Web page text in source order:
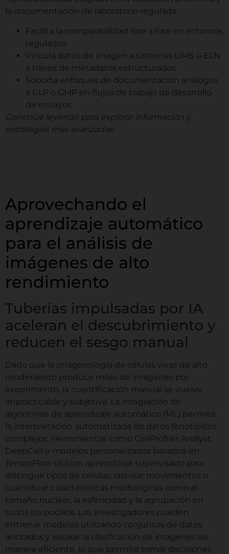
la documentación de laboratorio regulada.
Facilita la comparabilidad lote a lote en entornos
regulados
Vincula datos de imagen a sistemas LIMS o ELN
a través de metadatos estructurados
Soporta enfoques de documentación análogos
a GLP o GMP en flujos de trabajo de desarrollo
de ensayos
Continúe leyendo para explorar información y
estrategias más avanzadas.
Aprovechando el
aprendizaje automático
para el análisis de
imágenes de alto
rendimiento
Tuberías impulsadas por IA
aceleran el descubrimiento y
reducen el sesgo manual
Dado que la imagenología de células vivas de alto
rendimiento produce miles de imágenes por
experimento, la cuantificación manual se vuelve
impracticable y subjetiva. La integración de
algoritmos de aprendizaje automático (ML) permite
la interpretación automatizada de datos fenotípicos
complejos. Herramientas como CellProfiler Analyst,
DeepCell o modelos personalizados basados en
TensorFlow utilizan aprendizaje supervisado para
distinguir tipos de células, rastrear movimientos o
cuantificar características morfológicas como el
tamaño nuclear, la esfericidad y la agrupación en
todos los pocillos. Los investigadores pueden
entrenar modelos utilizando conjuntos de datos
anotados y escalar la clasificación de imágenes de
manera eficiente, lo que permite tomar decisiones
RESERVA TU
GRATUITA
Mira la imagen de zenCELL owl en vivo
dentro de una incubadora. Disponible.
Solicita tu turno de
demostración
Apellidos
Empresa / Instituto
Correo electrónico*
Comentario o Mensaje
ensayo de rascado, esferoides...
o
C
r
r
e
o
Acuerdo RGPD
*
Doy mi consentimiento para
que este sitio web almacene mi
información enviada para que mi
solicitud pueda ser respondida.
Reservar mi demostración